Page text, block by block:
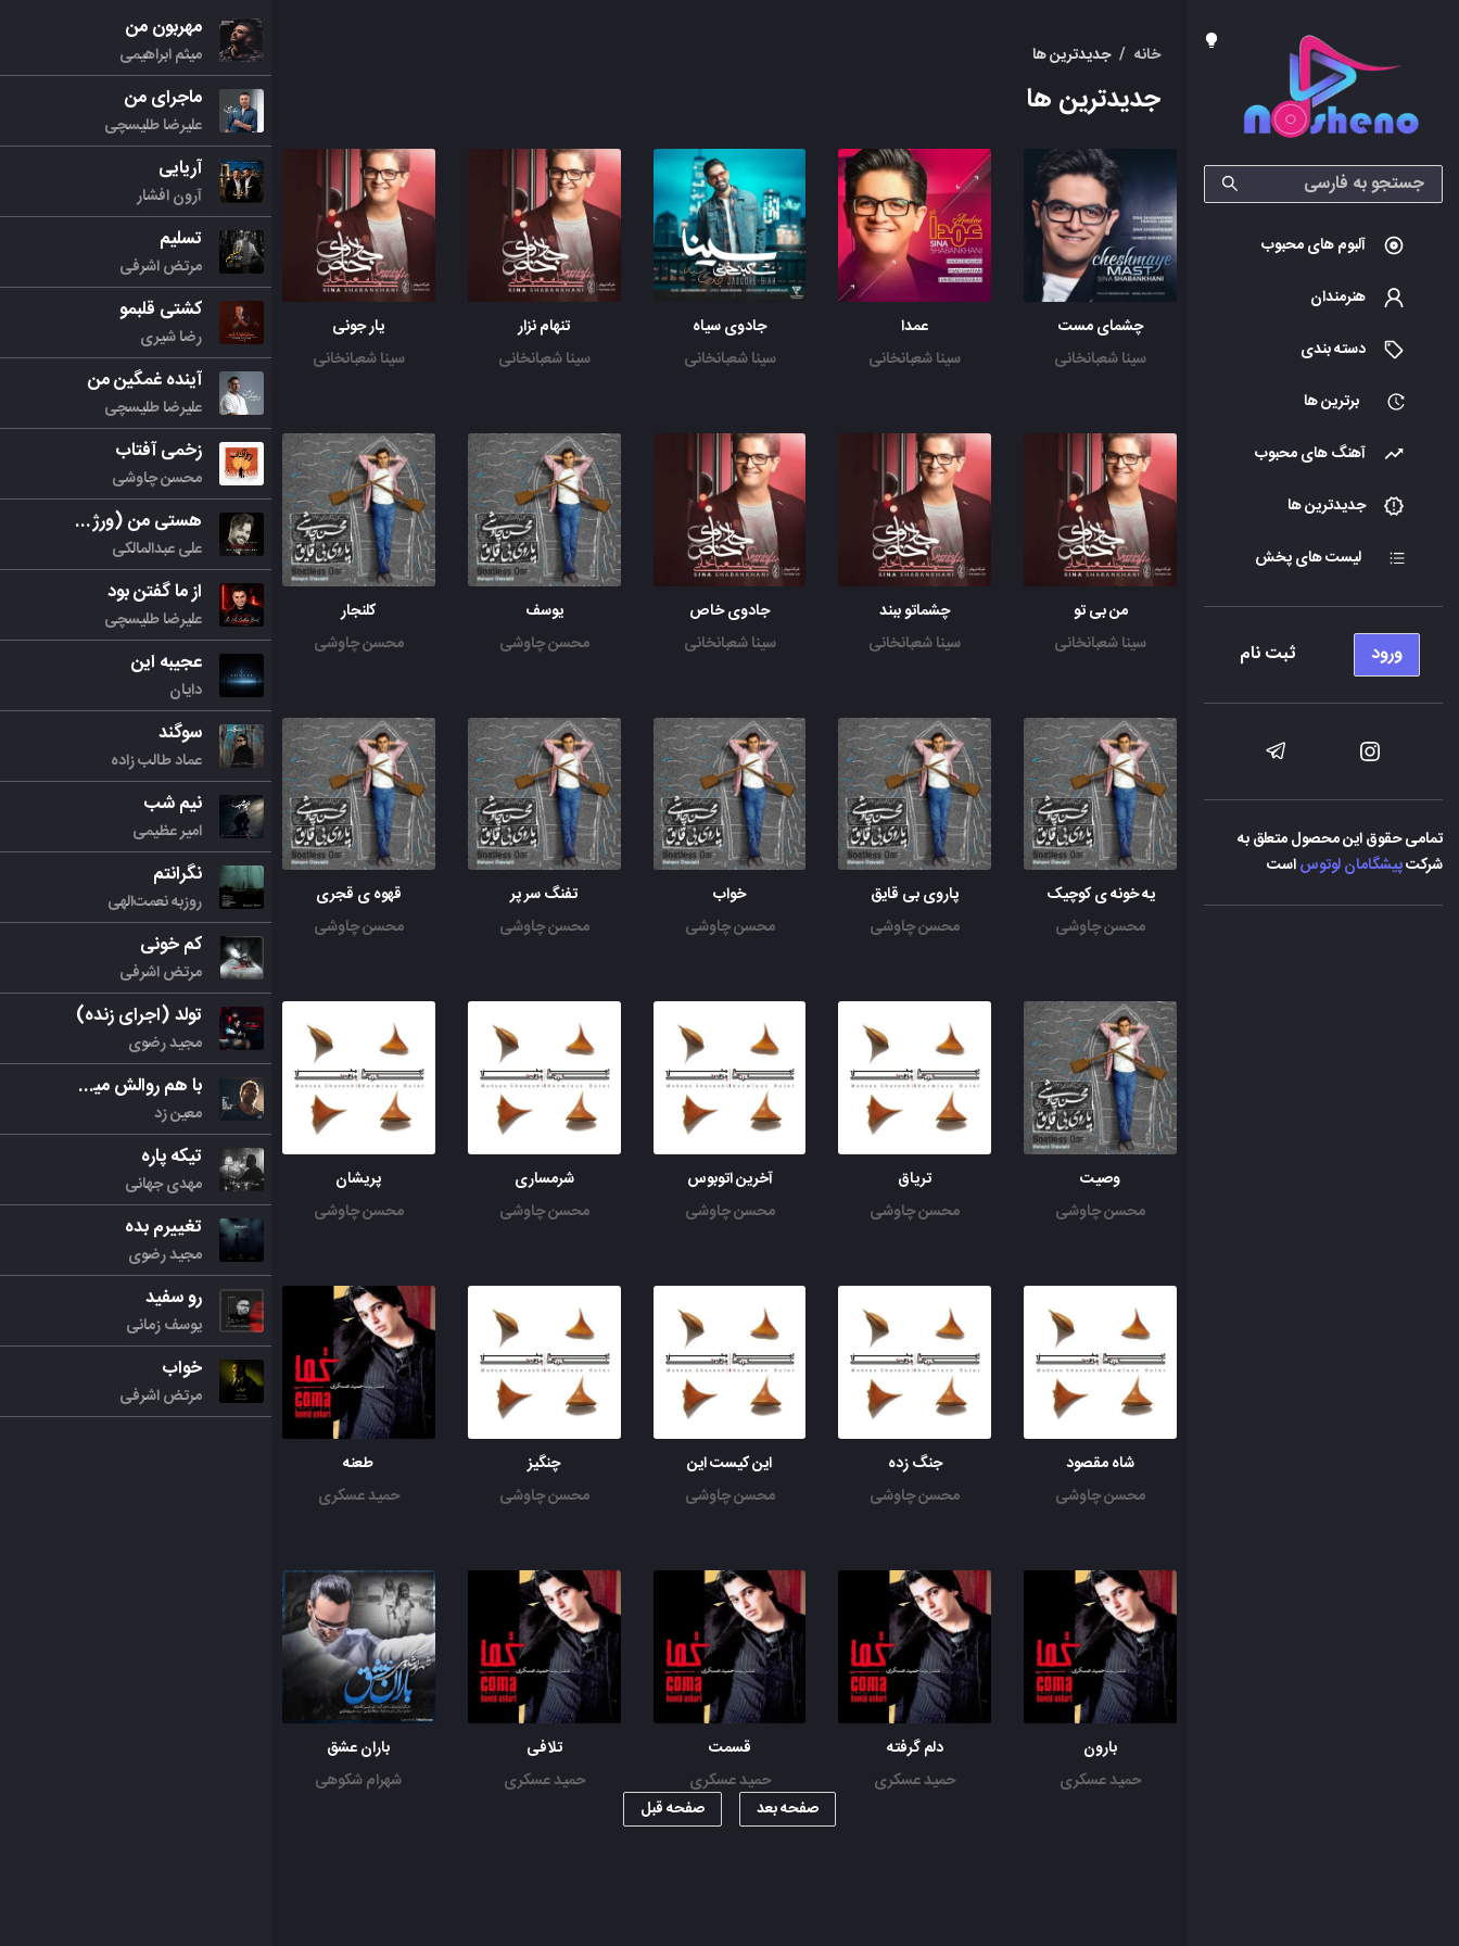
آلبوم های محبوب
هنرمندان
دسته بندی
برترین ها
آهنگ های محبوب
جدیدترین ها
لیست های پخش
ورود ثبت نام
تمامی حقوق این محصول متعلق به
شرکتپیشگامان لوتوساست
خانه / جدیدترین ها
جدیدترین ها
چشمای مست
سینا شعبانخانی
عمدا
سینا شعبانخانی
جادوی سیاه
سینا شعبانخانی
تنهام نزار
سینا شعبانخانی
یار جونی
سینا شعبانخانی
من بی تو
سینا شعبانخانی
چشماتو ببند
سینا شعبانخانی
جادوی خاص
سینا شعبانخانی
یوسف
محسن چاوشی
کلنجار
محسن چاوشی
یه خونه ی کوچیک
محسن چاوشی
پاروی بی قایق
محسن چاوشی
خواب
محسن چاوشی
تفنگ سر پر
محسن چاوشی
قهوه ی قجری
محسن چاوشی
وصیت
محسن چاوشی
تریاق
محسن چاوشی
آخرین اتوبوس
محسن چاوشی
شرمساری
محسن چاوشی
پریشان
محسن چاوشی
شاه مقصود
محسن چاوشی
جنگ زده
محسن چاوشی
این کیست این
محسن چاوشی
چنگیز
محسن چاوشی
طعنه
حمید عسکری
بارون
حمید عسکری
دلم گرفته
حمید عسکری
قسمت
حمید عسکری
تلافی
حمید عسکری
باران عشق
شهرام شکوهی
صفحه بعد
صفحه قبل
مهربون من
میثم ابراهیمی
ماجرای من
علیرضا طلیسچی
آریایی
آرون افشار
تسلیم
مرتض اشرفی
کشتی قلبمو
رضا شیری
آینده غمگین من
علیرضا طلیسچی
زخمی آفتاب
محسن چاوشی
هستی من (ورژن جدید)
علی عبدالمالکی
از ما گفتن بود
علیرضا طلیسچی
عجیبه این
دایان
سوگند
عماد طالب زاده
نیم شب
امیر عظیمی
نگرانتم
روزبه نعمت‌الهی
کم خونی
مرتض اشرفی
تولد (اجرای زنده)
مجید رضوی
با هم روالش میکنیم
معین زد
تیکه پاره
مهدی جهانی
تغییرم بده
مجید رضوی
رو سفید
یوسف زمانی
خواب
مرتض اشرفی